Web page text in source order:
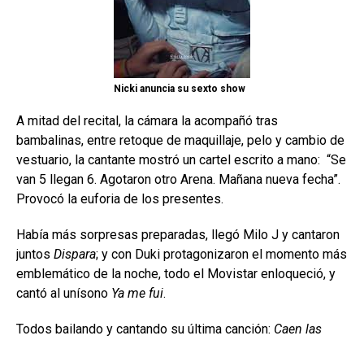
Nicki anuncia su sexto show
A mitad del recital, la cámara la acompañó tras
bambalinas, entre retoque de maquillaje, pelo y cambio de
vestuario, la cantante mostró un cartel escrito a mano: “Se
van 5 llegan 6. Agotaron otro Arena. Mañana nueva fecha”.
Provocó la euforia de los presentes.
Había más sorpresas preparadas, llegó Milo J y cantaron
juntos Dispara; y con Duki protagonizaron el momento más
emblemático de la noche, todo el Movistar enloqueció, y
cantó al unísono Ya me fui.
Todos bailando y cantando su última canción: Caen las